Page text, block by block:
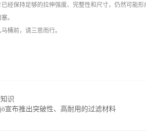
经保持足够的拉伸强度、完整性和尺寸，仍然可能
。
桶前，请三思而行。
识
宣布推出突破性、高耐用的过滤材料